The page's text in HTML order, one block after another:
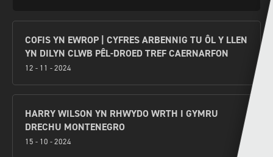
COFIS YN EWROP | CYFRES ARBENNIG TU ÔL Y LLEN
YN DILYN CLWB PÊL-DROED TREF CAERNARFON
12 - 11 - 2024
HARRY WILSON YN RHWYDO WRTH I GYMRU
DRECHU MONTENEGRO
15 - 10 - 2024